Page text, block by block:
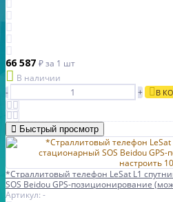
66 587 ₽за 1 шт
В наличии
-
+ В
Быстрый просмотр
*Страллитовый телефон LeSat L1
SOS Beidou GPS-позиционирование
Артикул: -